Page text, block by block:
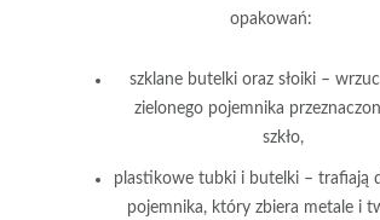
opakowań:
szklane butelki oraz słoiki –
zielonego pojemnika
szkło,
plastikowe tubki i butelki– trafiają
pojemnika, który zbiera metale i